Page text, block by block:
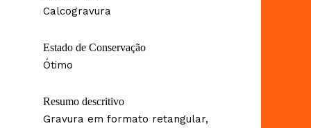
Calcogravura
Estado de Conservação
Ótimo
Resumo descritivo
Gravura em formato retangular,